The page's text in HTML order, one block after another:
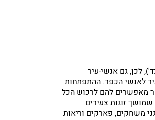
לכן, גם אנשי-עיר
לאנשי הכפר. ההתפתחות
מאפשרים להם לרכוש הכל
זוגות צעירים
משחקים, פארקים וריאות